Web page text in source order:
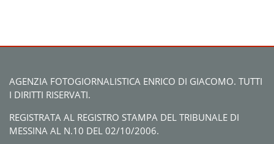
AGENZIA FOTOGIORNALISTICA ENRICO DI GIACOMO. TUTTI
I DIRITTI RISERVATI.
REGISTRATA AL REGISTRO STAMPA DEL TRIBUNALE DI
MESSINA AL N.10 DEL 02/10/2006.